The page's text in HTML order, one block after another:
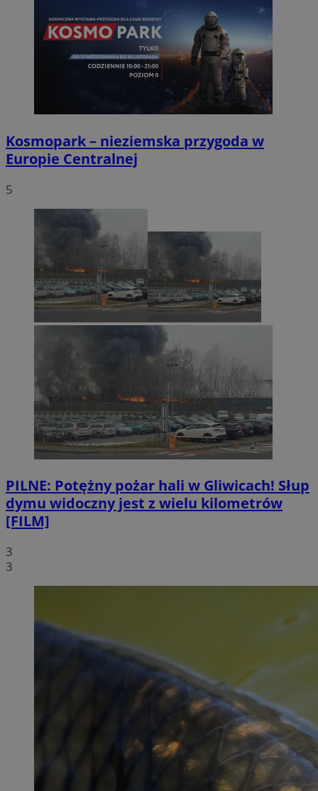
Kosmopark – nieziemska przygoda w
Europie Centralnej
5
PILNE: Potężny pożar hali w Gliwicach! Słup
dymu widoczny jest z wielu kilometrów
[FILM]
3
3